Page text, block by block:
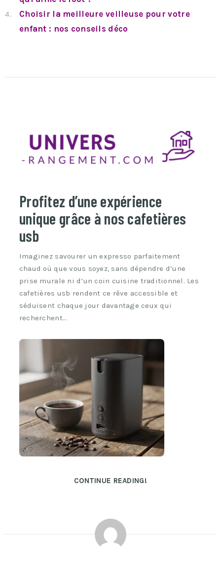
Choisir la meilleure veilleuse pour votre
enfant : nos conseils déco
Profitez d’une expérience
unique grâce à nos cafetières
usb
Imaginez savourer un expresso parfaitement
chaud où que vous soyez, sans dépendre d’une
prise murale ni d’un coin cuisine traditionnel. Les
cafetières usb rendent ce rêve accessible et
séduisent chaque jour davantage ceux qui
recherchent…
CONTINUE READING!